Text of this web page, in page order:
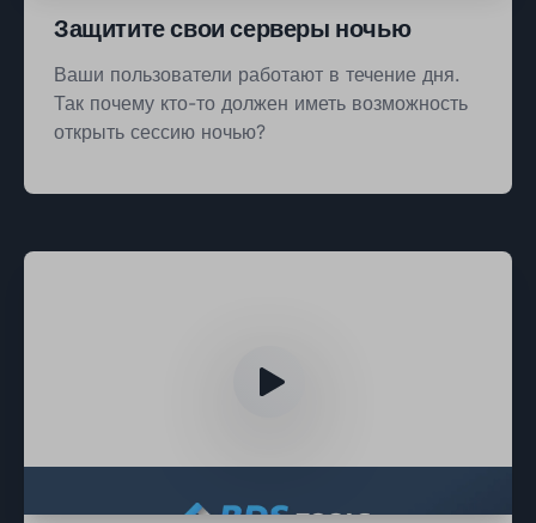
Защитите свои серверы ночью
Ваши пользователи работают в течение дня.
Так почему кто-то должен иметь возможность
открыть сессию ночью?